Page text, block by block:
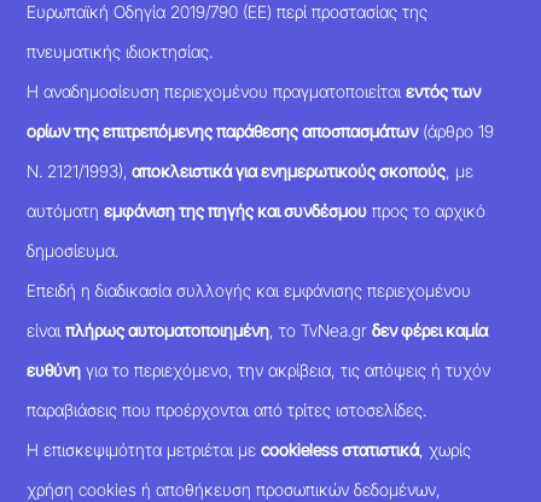
Ευρωπαϊκή Οδηγία 2019/790 (ΕΕ) περί προστασίας της
πνευματικής ιδιοκτησίας.
Η αναδημοσίευση περιεχομένου πραγματοποιείταιεντός των
ορίων της επιτρεπόμενης παράθεσης αποσπασμάτων(άρθρο 19
Ν. 2121/1993), αποκλειστικά για ενημερωτικούς σκοπούς , με
αυτόματηεμφάνιση της πηγής και συνδέσμου προς το αρχικό
δημοσίευμα.
Επειδή η διαδικασία συλλογής και εμφάνισης περιεχομένου
είναιπλήρως αυτοματοποιημένη , το TvNea.grδεν φέρει καμία
ευθύνη για το περιεχόμενο, την ακρίβεια, τις απόψεις ή τυχόν
παραβιάσεις που προέρχονται από τρίτες ιστοσελίδες.
Η επισκεψιμότητα μετριέται μεcookieless στατιστικά, χωρίς
χρήση cookies ή αποθήκευση προσωπικών δεδομένων,